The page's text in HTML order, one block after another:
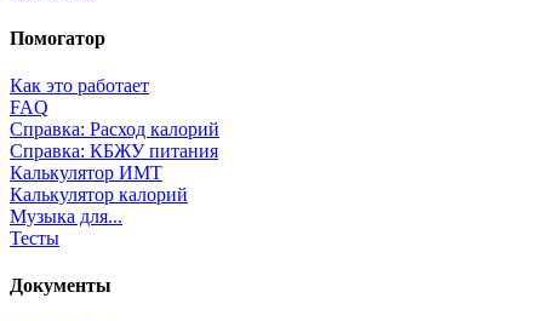
Помогатор
Как это работает
FAQ
Справка: Расход калорий
Справка: КБЖУ питания
Калькулятор ИМТ
Калькулятор калорий
Музыка для...
Тесты
Документы